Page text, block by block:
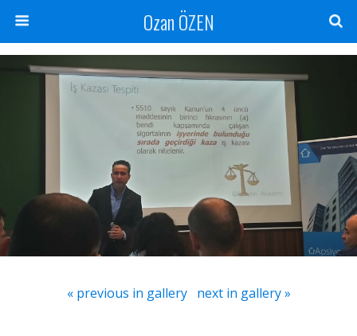
Ozan ÖZEN
« previous in gallery next in gallery »